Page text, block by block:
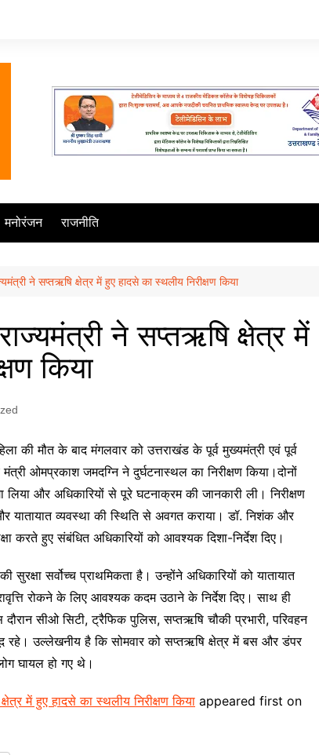
मनोरंजन राजनीति
ने सप्तऋषि क्षेत्र में हुए हादसे का स्थलीय निरीक्षण किया
ने सप्तऋषि क्षेत्र में
किया
की मौत के बाद मंगलवार को उत्तराखंड के पूर्व मुख्यमंत्री एवं पूर्व
ओमप्रकाश जमदग्नि ने दुर्घटनास्थल का निरीक्षण किया।दोनों
और अधिकारियों से पूरे घटनाक्रम की जानकारी ली। निरीक्षण
यातायात व्यवस्था की स्थिति से अवगत कराया। डॉ. निशंक और
करते हुए संबंधित अधिकारियों को आवश्यक दिशा-निर्देश दिए।
सर्वोच्च प्राथमिकता है। उन्होंने अधिकारियों को यातायात
रोकने के लिए आवश्यक कदम उठाने के निर्देश दिए। साथ ही
सीओ सिटी, ट्रैफिक पुलिस, सप्तऋषि चौकी प्रभारी, परिवहन
रहे। उल्लेखनीय है कि सोमवार को सप्तऋषि क्षेत्र में बस और डंपर
घायल हो गए थे।
में हुए हादसे का स्थलीय निरीक्षण किया appeared first on